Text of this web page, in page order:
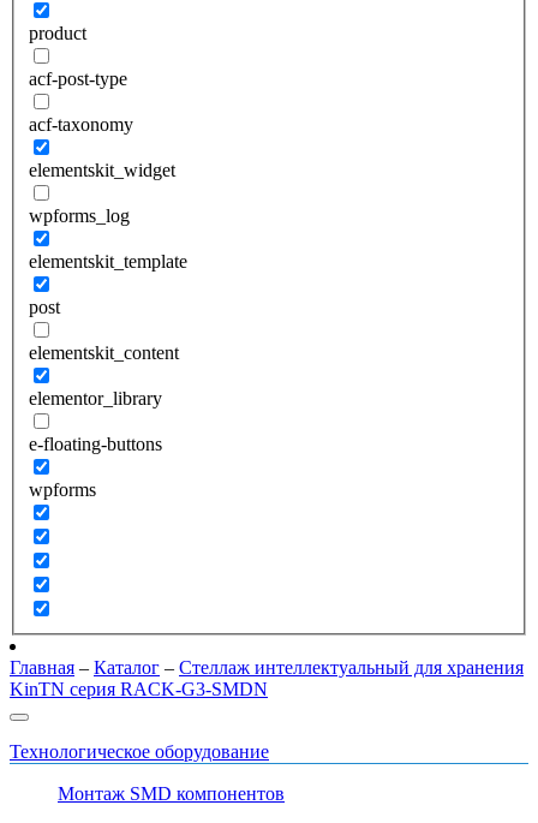
product
acf-post-type
acf-taxonomy
elementskit_widget
wpforms_log
elementskit_template
post
elementskit_content
elementor_library
e-floating-buttons
wpforms
Главная – Каталог – Стеллаж интеллектуальный для хранения
KinTN серия RACK-G3-SMDN
Технологическое оборудование
Монтаж SMD компонентов